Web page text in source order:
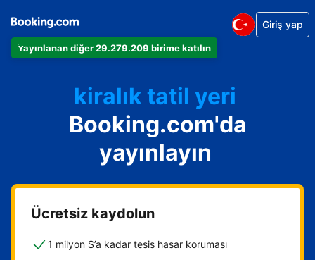
Yayınlanan diğer 29.279.209 birime katılın
Giriş yap
Dairenizi
Otelinizi
kiralık tatil yeri
Konukevinizi
Oda ve kahvaltı tesisinizi
Booking.com'da
yayınlayın
Ücretsiz kaydolun
1 milyon $’a kadar tesis hasar koruması